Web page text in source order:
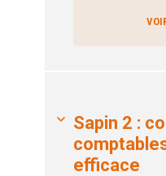
Sapin 2 :
efficace